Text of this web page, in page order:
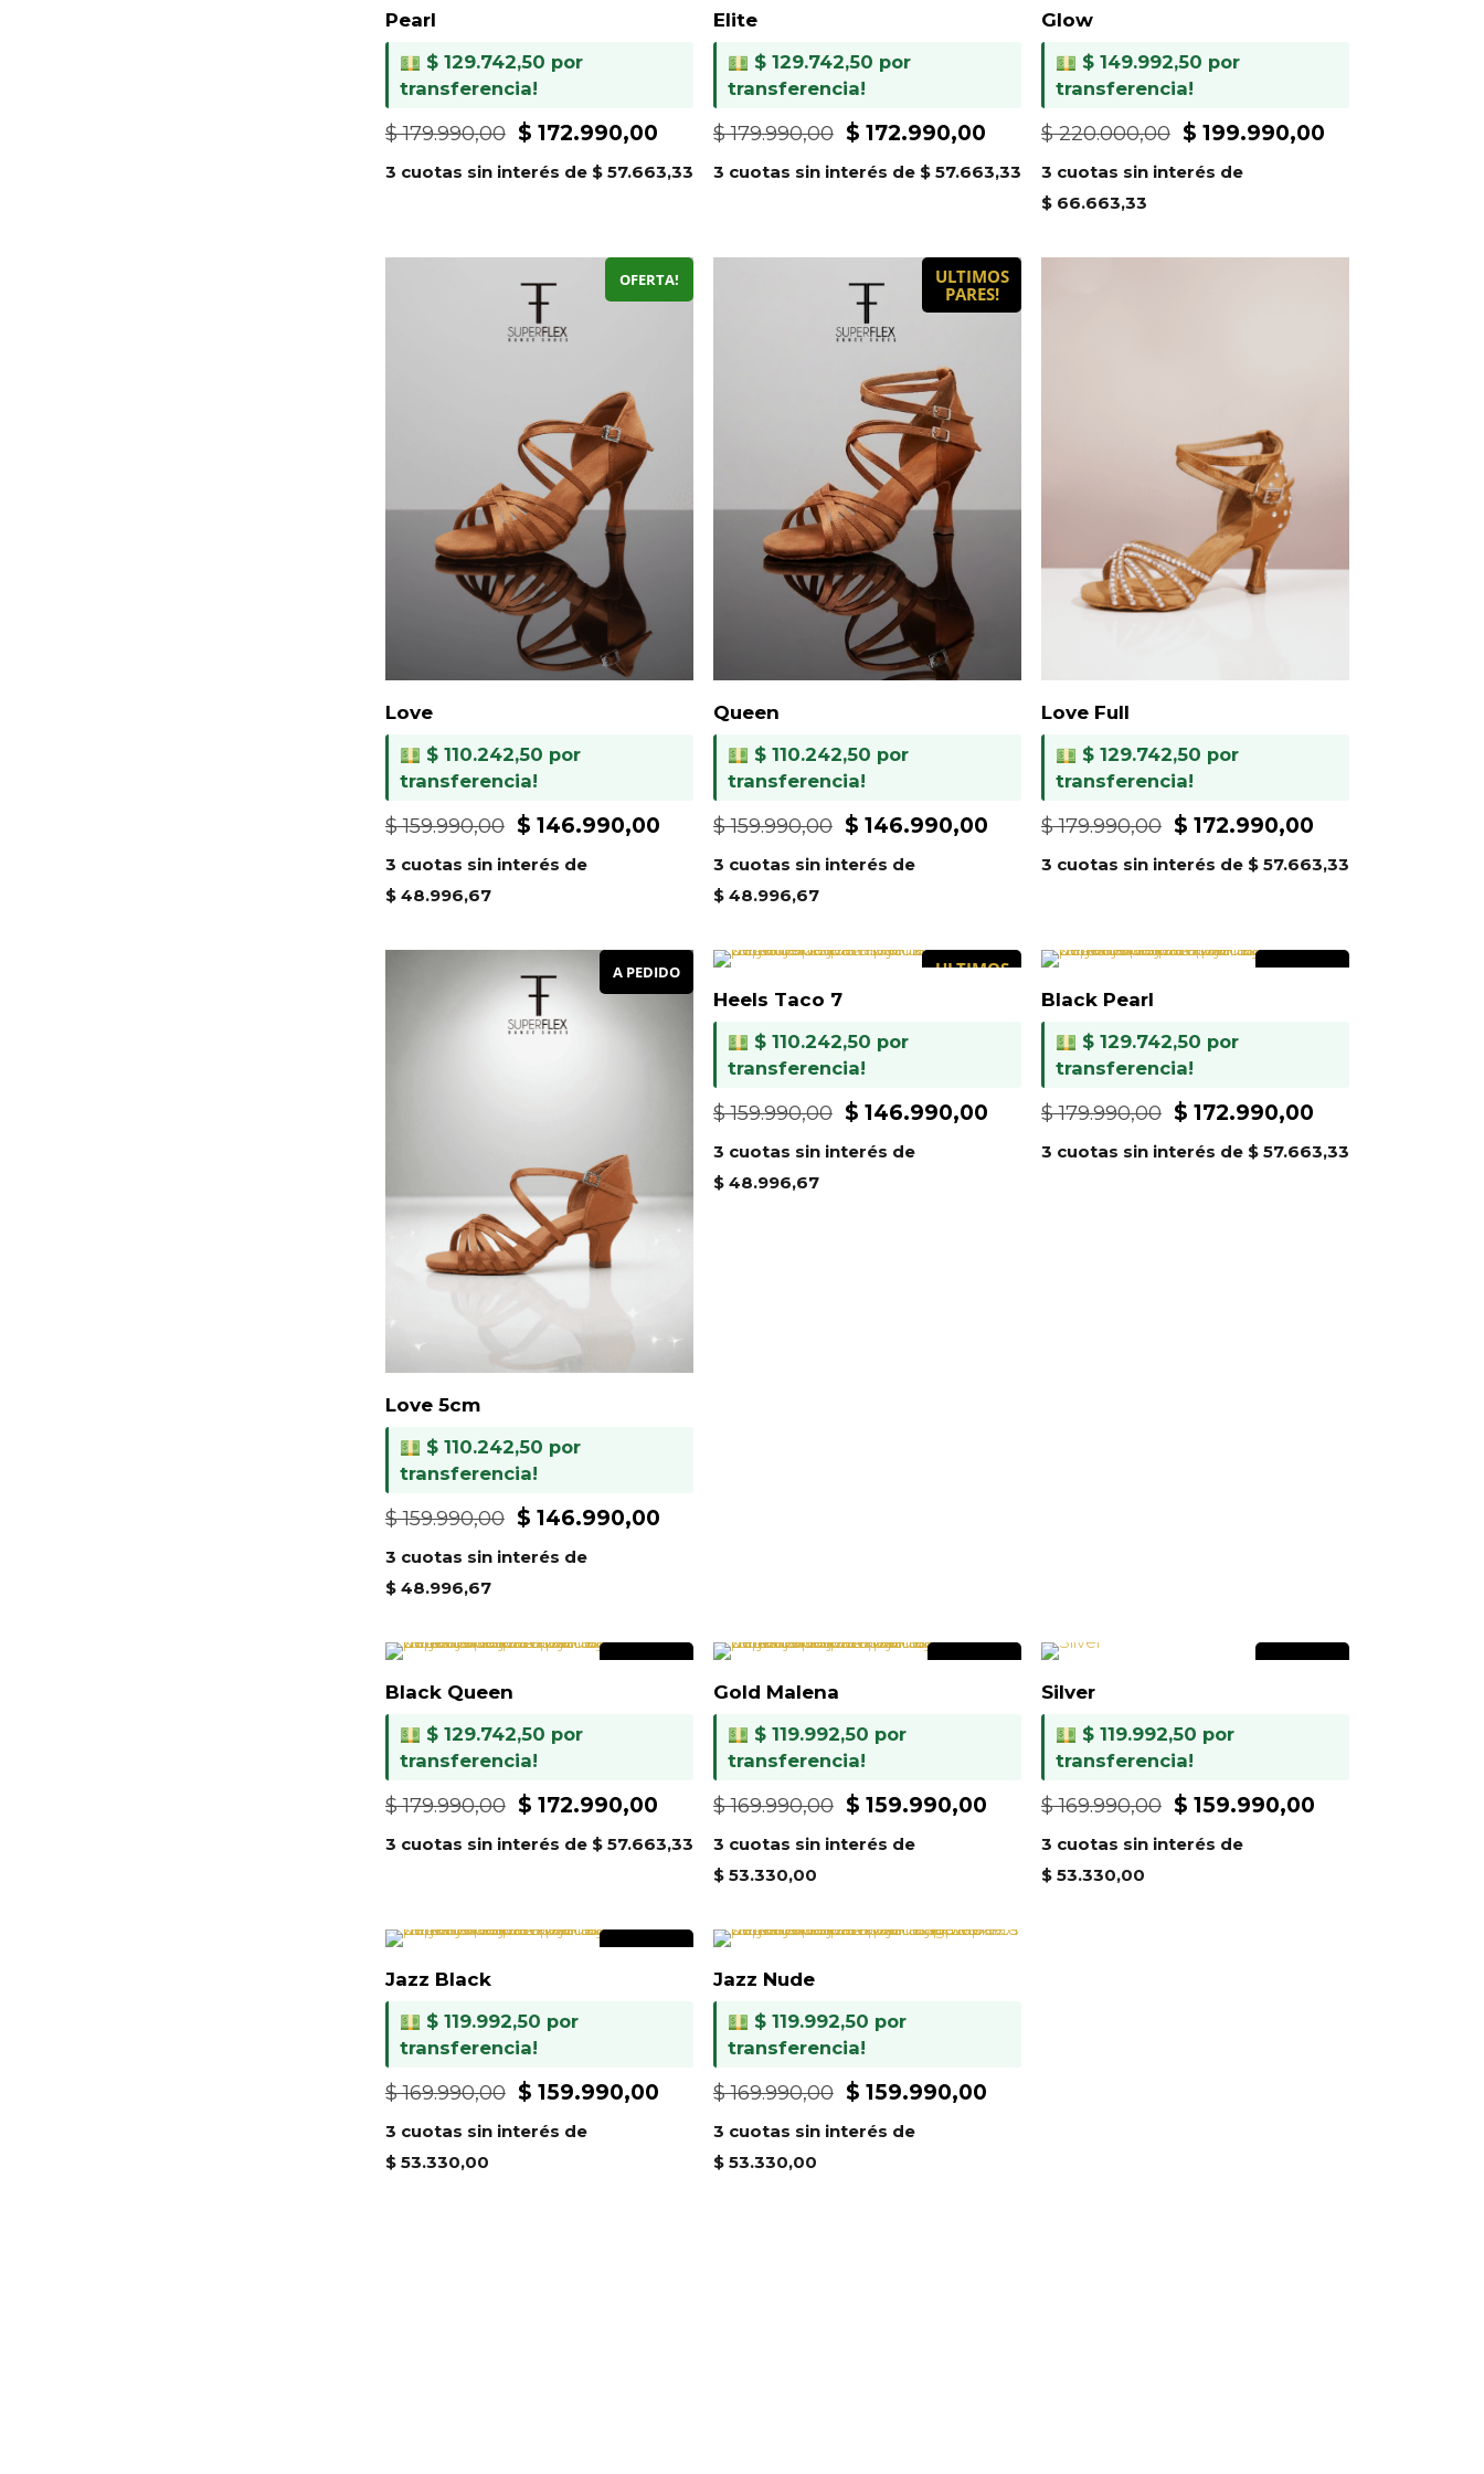
Pearl
$129.742,50 por
transferencia!
$179.990,00 El
precio
$ 179.990,00.
$ 172.990,00El
precio
$ 172.990,00.
3 cuotas sin interés de $57.663,33
Elite
$129.742,50 por
transferencia!
$179.990,00 El
precio
$ 179.990,00.
$ 172.990,00El
precio
actual
$ 172.990,00.
3 cuotas sin interés de $57.663,33
Glow
$149.992,50 por
transferencia!
$220.000,00 El
precio
$ 220.000,00.
$ 199.990,00El
$ 199.990,00.
3 cuotas sin interés de
$66.663,33
OFERTA!
Love
$110.242,50 por
transferencia!
$159.990,00 El
precio
$ 159.990,00.
$ 146.990,00El
precio
actual
$ 146.990,00.
3 cuotas sin interés de
$48.996,67
ULTIMOS
PARES!
Queen
$110.242,50 por
transferencia!
$159.990,00 El
precio
$ 159.990,00.
$ 146.990,00El
precio
$ 146.990,00.
3 cuotas sin interés de
$48.996,67
Love Full
$129.742,50 por
transferencia!
$179.990,00 El
precio
$ 179.990,00.
$ 172.990,00El
precio
$ 172.990,00.
3 cuotas sin interés de $57.663,33
A PEDIDO
Love 5cm
$110.242,50 por
transferencia!
$159.990,00 El
precio
$ 159.990,00.
$ 146.990,00El
$ 146.990,00.
3 cuotas sin interés de
$48.996,67
ULTIMOS
Heels Taco 7
$110.242,50 por
transferencia!
$159.990,00 El
precio
$ 146.990,00El
precio
3 cuotas sin interés de
$48.996,67
A PEDIDO
Black Pearl
$129.742,50 por
transferencia!
$179.990,00 El
precio
$ 172.990,00El
precio
3 cuotas sin interés de $57.663,33
A PEDIDO
Black Queen
$129.742,50 por
transferencia!
$179.990,00 El
precio
$ 179.990,00.
$ 172.990,00El
precio
actual
$ 172.990,00.
3 cuotas sin interés de $57.663,33
A PEDIDO
Gold Malena
$119.992,50 por
transferencia!
$169.990,00 El
precio
$ 169.990,00.
$ 159.990,00El
precio
actual
$ 159.990,00.
3 cuotas sin interés de
$53.330,00
A PEDIDO
Silver
$119.992,50 por
transferencia!
$169.990,00 El
precio
$ 159.990,00El
3 cuotas sin interés de
$53.330,00
A PEDIDO
Jazz Black
$119.992,50 por
transferencia!
$169.990,00 El
precio
$ 159.990,00El
precio
actual
3 cuotas sin interés de
$53.330,00
Jazz Nude
$119.992,50 por
transferencia!
$169.990,00 El
precio
$ 159.990,00El
3 cuotas sin interés de
$53.330,00